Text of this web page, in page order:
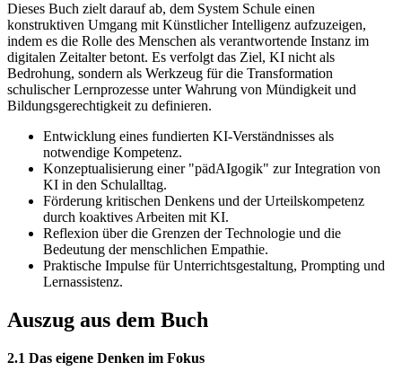
Dieses Buch zielt darauf ab, dem System Schule einen
konstruktiven Umgang mit Künstlicher Intelligenz aufzuzeigen,
indem es die Rolle des Menschen als verantwortende Instanz im
digitalen Zeitalter betont. Es verfolgt das Ziel, KI nicht als
Bedrohung, sondern als Werkzeug für die Transformation
schulischer Lernprozesse unter Wahrung von Mündigkeit und
Bildungsgerechtigkeit zu definieren.
Entwicklung eines fundierten KI-Verständnisses als
notwendige Kompetenz.
Konzeptualisierung einer "pädAIgogik" zur Integration von
KI in den Schulalltag.
Förderung kritischen Denkens und der Urteilskompetenz
durch koaktives Arbeiten mit KI.
Reflexion über die Grenzen der Technologie und die
Bedeutung der menschlichen Empathie.
Praktische Impulse für Unterrichtsgestaltung, Prompting und
Lernassistenz.
Auszug aus dem Buch
2.1 Das eigene Denken im Fokus